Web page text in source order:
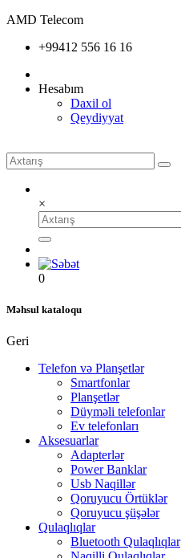
AMD Telecom
+99412 556 16 16
Hesabım
Daxil ol
Qeydiyyat
×
0
Məhsul kataloqu
Geri
Telefon və Planşetlər
Smartfonlar
Planşetlər
Düyməli telefonlar
Ev telefonları
Aksesuarlar
Adapterlər
Power Banklar
Usb Naqillər
Qoruyucu Örtüklər
Qoruyucu şüşələr
Qulaqlıqlar
Bluetooth Qulaqlıqlar